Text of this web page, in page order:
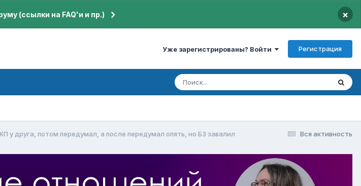
(ссылки на FAQ'и и пр.) ×
Уже зарегистрированы? Войти Регистрация
Вся активность
у друга, потом передумал, а после передумал опять, но БЗ завалил